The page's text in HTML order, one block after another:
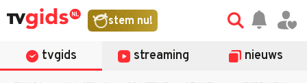
stem nu!
tvgids streaming nieuws